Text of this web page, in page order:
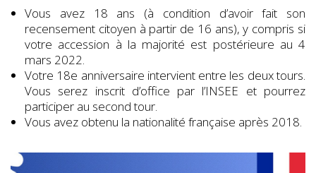
Vous avez 18 ans (à condition d’avoir fait son
recensement citoyen à partir de 16 ans), y compris si
votre accession à la majorité est postérieure au 4
mars 2022.
Votre 18e anniversaire intervient entre les deux tours.
Vous serez inscrit d’office par l’INSEE et pourrez
participer au second tour.
Vous avez obtenu la nationalité française après 2018.